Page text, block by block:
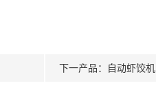
下一产品： 自动虾饺机